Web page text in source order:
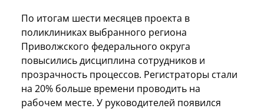
По итогам шести месяцев проекта в
поликлиниках выбранного региона
Приволжского федерального округа
повысились дисциплина сотрудников и
прозрачность процессов. Регистраторы стали
на 20% больше времени проводить на
рабочем месте. У руководителей появился